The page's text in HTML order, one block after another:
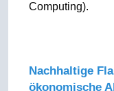
Computing).
Nachhaltige
ökonomische